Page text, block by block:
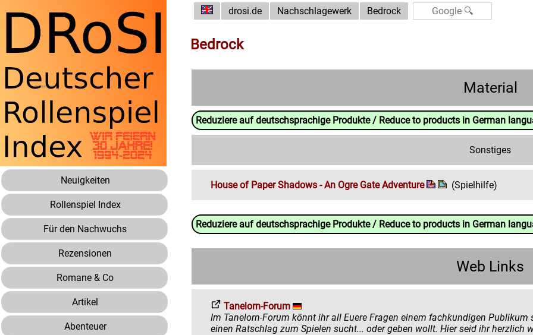
Neuigkeiten
Rollenspiel Index
Für den Nachwuchs
Rezensionen
Romane & Co
Artikel
Abenteuer
drosi.de Nachschlagewerk Bedrock
Bedrock
Material
Reduziere auf deutschsprachige Produkte / Reduce to products in German
Sonstiges
House of Paper Shadows - An Ogre Gate Adventure (Spielhilfe)
Reduziere auf deutschsprachige Produkte / Reduce to products in German
Web Links
Tanelorn-Forum
Im Tanelorn-Forum könnt ihr all Euere Fragen einem fachkundigen Publikum stellen. Egal ob ihr mehr zu einem
einen Ratschlag zum Spielen sucht...